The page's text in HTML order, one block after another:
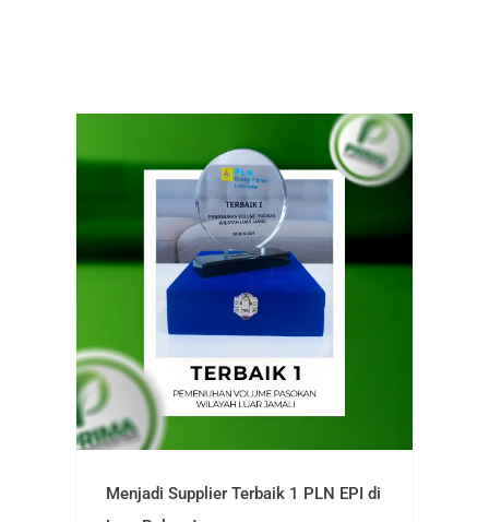
Menjadi Supplier Terbaik 1 PLN EPI di